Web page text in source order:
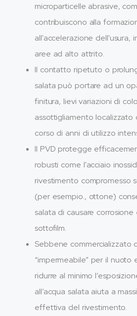
microparticelle abrasive,
contribuiscono alla
all'accelerazione dell'usura,
aree ad alto attrito.
Il contatto ripetuto o
salata può portare ad un
finitura, lievi variazioni di
assottigliamento
corso di anni di utilizzo
Il PVD protegge
robusti come l'acciaio
rivestimento compromesso
(per esempio., ottone)
salata di causare
sottofilm.
Sebbene commercializzato
“impermeabile” per il nuoto
ridurre al minimo
all’acqua salata aiuta a
effettiva del rivestimento.